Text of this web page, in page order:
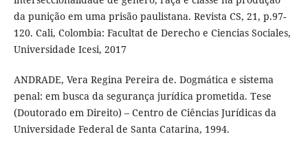
da punição em uma prisão paulistana. Revista CS, 21, p.97-
120. Cali, Colombia: Facultat de Derecho e Ciencias Sociales,
Universidade Icesi, 2017
ANDRADE, Vera Regina Pereira de. Dogmática e sistema
penal: em busca da segurança jurídica prometida. Tese
(Doutorado em Direito) – Centro de Ciências Jurídicas da
Universidade Federal de Santa Catarina, 1994.